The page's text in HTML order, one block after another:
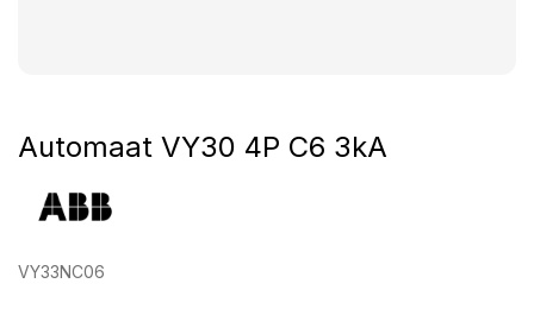
Automaat VY30 4P C6 3kA
VY33NC06